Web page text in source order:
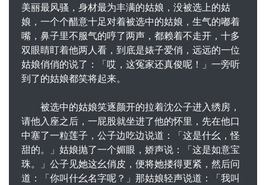
美丽最风骚，身材最为丰满的姑娘，没被选上的姑
娘，一个个醋意十足对着被选中的姑娘，生气的嘟着
嘴，鼻子里不服气的哼了两声，都赖着不走开，十多
双眼睛盯着他两人看，到底是婊子爱俏，远远的一位
姑娘俏俏的说了：「哎，这冤家还真俊呢！」一旁听
到了的姑娘都笑将起来。
被选中的姑娘笑逐颜开的拉着沈公子进入绣房，
请他入座之后，一屁股就坐进了他的怀里，先在他口
中塞了一粒莲子，公子边吃边说道：「这是什幺，怪
甜的。」姑娘抛了一个媚眼，娇声说：「这是如意宝
珠。」公子见她这幺俏皮，便将她搂得更紧，然后问
道：「你叫什幺名字呢？」那姑娘轻声说道：「我叫